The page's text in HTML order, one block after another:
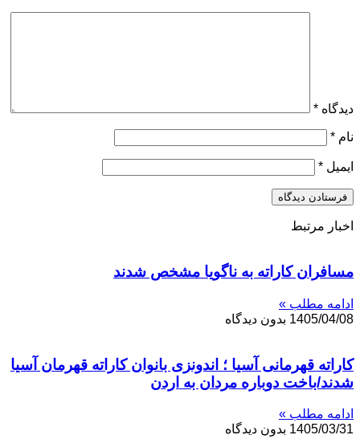
دیدگاه *
نام *
ایمیل *
اخبار مرتبط
مسافران کاراته به ناگویا مشخص شدند
ادامه مطلب »
1405/04/08 بدون دیدگاه
کاراته قهرمانی آسیا ؛ اندونزی بانوان کاراته قهرمان آسیا
شدند/باخت دوباره مردان به اردن
ادامه مطلب »
1405/03/31 بدون دیدگاه